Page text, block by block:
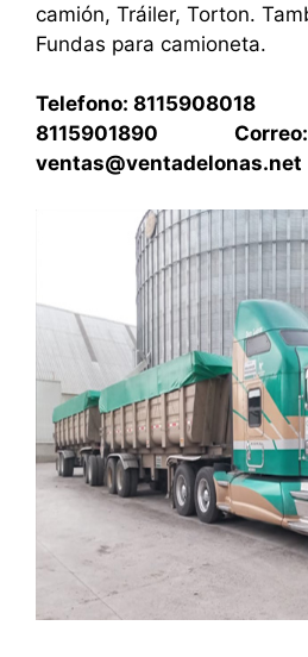
camión, Tráiler, Torton.
Fundas para camioneta.
Telefono:
8115901890 Correo:
ventas@ventadelonas.net